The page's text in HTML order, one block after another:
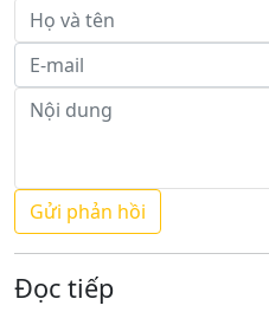
Đọc tiếp